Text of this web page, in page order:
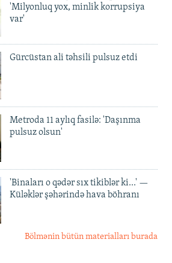
'Milyonluq yox, minlik korrupsiya
var'
Gürcüstan ali təhsili pulsuz etdi
Metroda 11 aylıq fasilə: 'Daşınma
pulsuz olsun'
'Binaları o qədər sıx tikiblər ki...' —
Küləklər şəhərində hava böhranı
Bölmənin bütün materialları burada